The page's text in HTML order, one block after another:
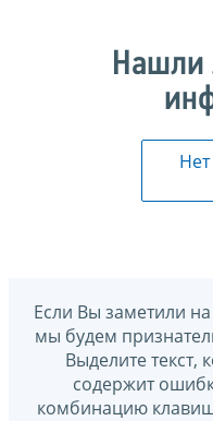
Нашли
Нет
Если Вы заметили
мы будем
Выделите
содержит
комбинацию